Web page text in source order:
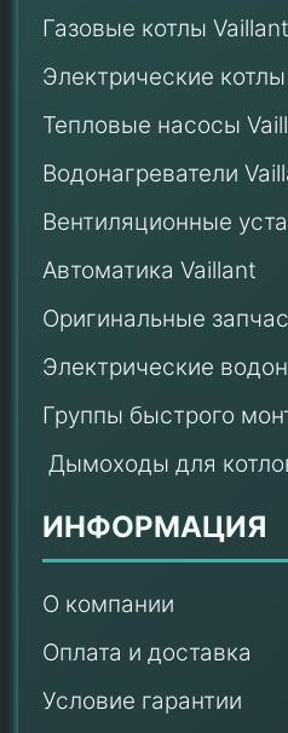
Газовые котлы Vaillant
Электрические
Тепловые насосы
Водонагреватели
Вентиляционные
Автоматика Vaillant
Оригинальные
Электрические
Группы быстрого
Дымоходы для
ИНФОРМАЦИЯ
О компании
Оплата и доставка
Условие гарантии